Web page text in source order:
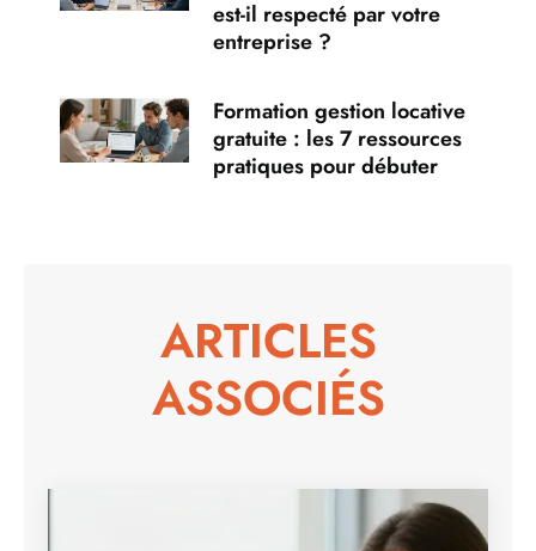
est-il respecté par votre
entreprise ?
Formation gestion locative
gratuite : les 7 ressources
pratiques pour débuter
ARTICLES
ASSOCIÉS